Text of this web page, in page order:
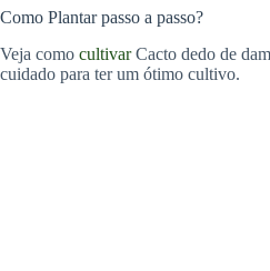
Como Plantar passo a passo?
Veja como cultivarCacto dedo de
cuidado para ter um ótimo cultivo.